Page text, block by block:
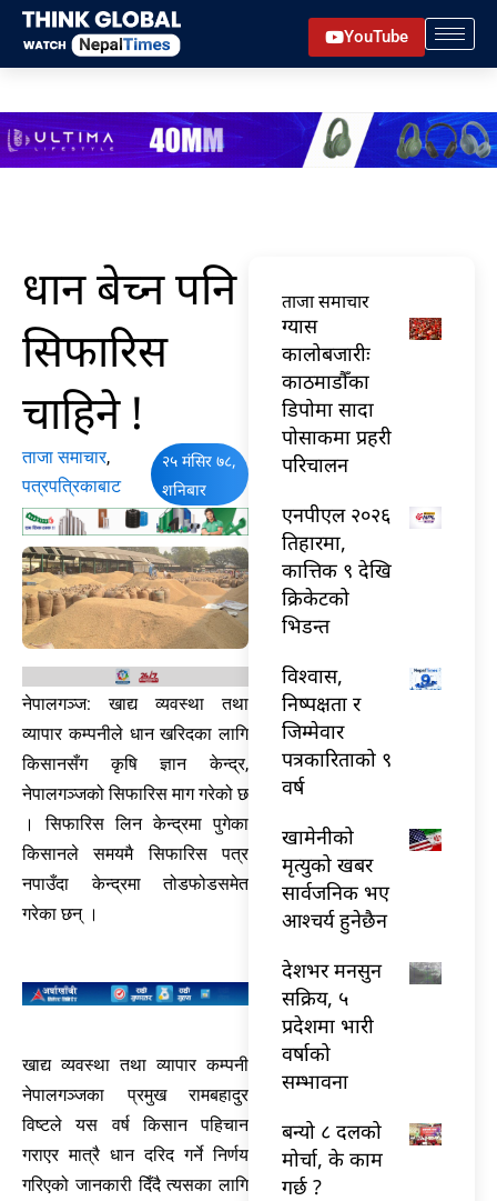
Skip
content
YouTube
धान बेच्न पनि
सिफारिस
चाहिने !
ताजा समाचार,
पत्रपत्रिकाबाट
२५ मंसिर ७८,
शनिबार
नेपालगञ्ज: खाद्य व्यवस्था तथा
व्यापार कम्पनीले धान खरिदका लागि
किसानसँग कृषि ज्ञान केन्द्र,
नेपालगञ्जको सिफारिस माग गरेको छ
। सिफारिस लिन केन्द्रमा पुगेका
किसानले समयमै सिफारिस पत्र
नपाउँदा केन्द्रमा तोडफोडसमेत
गरेका छन् ।
खाद्य व्यवस्था तथा व्यापार कम्पनी
नेपालगञ्जका प्रमुख रामबहादुर
विष्टले यस वर्ष किसान पहिचान
गराएर मात्रै धान दरिद गर्ने निर्णय
गरिएको जानकारी दिँदै त्यसका लागि
ताजा समाचार
ग्यास
कालोबजारीः
काठमाडौँका
डिपोमा सादा
पोसाकमा प्रहरी
परिचालन
एनपीएल २०२६
तिहारमा,
कात्तिक ९ देखि
क्रिकेटको
भिडन्त
विश्वास,
निष्पक्षता र
जिम्मेवार
पत्रकारिताको ९
वर्ष
खामेनीको
मृत्युको खबर
सार्वजनिक भए
आश्चर्य हुनेछैन
देशभर मनसुन
सक्रिय, ५
प्रदेशमा भारी
वर्षाको
सम्भावना
बन्यो ८ दलको
मोर्चा, के काम
गर्छ ?